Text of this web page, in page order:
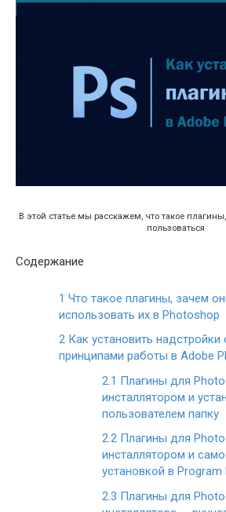
В этой статье мы расскажем, что такое
пользоваться
Содержание
1 Что такое плагины, зачем
использовать их в Photoshop
2 Как установить
принципами работы в Adobe
2.1 Плагины для
инсталлятором и
пользователем папку
2.2 Плагины для
инсталлятором и
установкой в Program
2.3 Плагины для